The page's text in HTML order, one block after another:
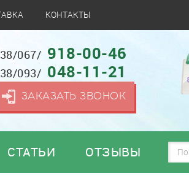
КОНТАКТЫ
067/ 918-00-46
093/ 048-11-21
ЗАКАЗАТЬ ЗВОНОК
СТАТЬИ ОТЗЫВЫ